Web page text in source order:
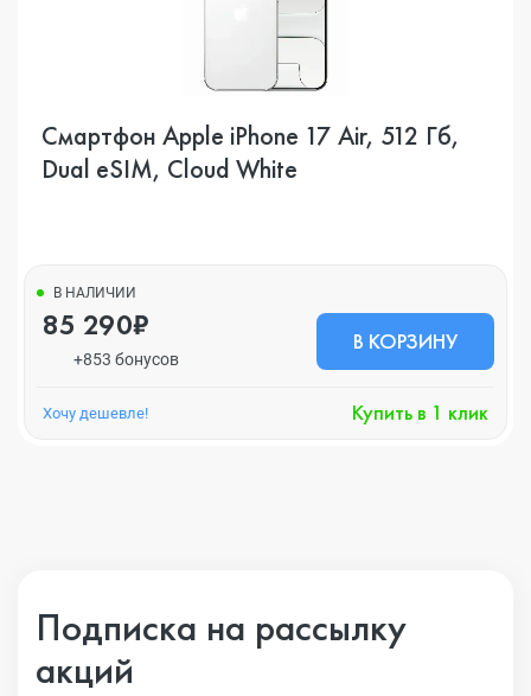
Смартфон Apple iPhone 17 Air, 512 Гб,
Dual eSIM, Cloud White
В НАЛИЧИИ
85 290₽
+853 бонусов
В КОРЗИНУ
Хочу дешевле! Купить в 1 клик
Подписка на рассылку
акций